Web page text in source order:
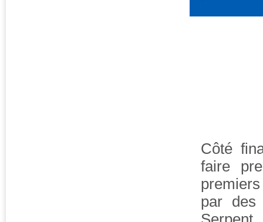
Côté
faire
par des